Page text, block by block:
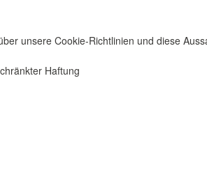
unsere Cookie-Richtlinien und diese
Haftung